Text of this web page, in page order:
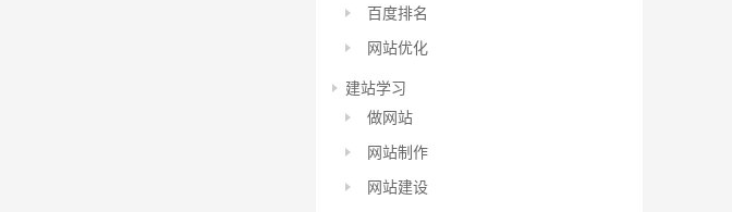
百度排名
网站优化
建站学习
做网站
网站制作
网站建设